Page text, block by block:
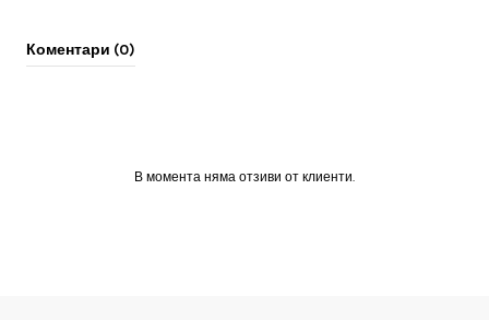
Коментари (0)
В момента няма отзиви от клиенти.